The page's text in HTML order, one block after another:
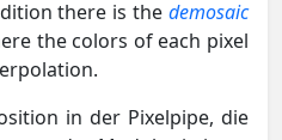
there is the demosaic
the colors of each pixel
in der Pixelpipe, die